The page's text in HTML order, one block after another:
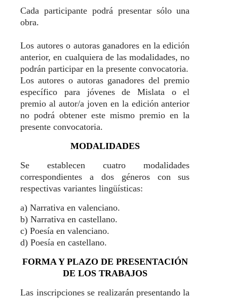
Cada participante podrá presentar sólo una
obra.
Los autores o autoras ganadores en la edición
anterior, en cualquiera de las modalidades, no
podrán participar en la presente convocatoria.
Los autores o autoras ganadores del premio
específico para jóvenes de Mislata o el
premio al autor/a joven en la edición anterior
no podrá obtener este mismo premio en la
presente convocatoria.
MODALIDADES
Se establecen cuatro modalidades
correspondientes a dos géneros con sus
respectivas variantes lingüísticas:
a) Narrativa en valenciano.
b) Narrativa en castellano.
c) Poesía en valenciano.
d) Poesía en castellano.
FORMA Y PLAZO DE PRESENTACIÓN
DE LOS TRABAJOS
Las inscripciones se realizarán presentando la